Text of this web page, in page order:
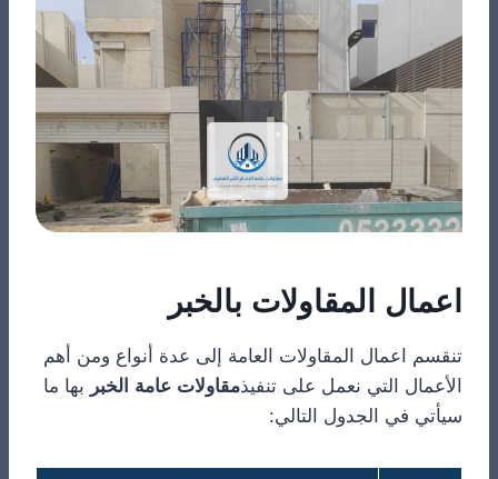
اعمال المقاولات بالخبر
تنقسم اعمال المقاولات العامة إلى عدة أنواع ومن أهم
الأعمال التي نعمل على تنفيذمقاولات عامة الخبر بها ما
سيأتي في الجدول التالي: